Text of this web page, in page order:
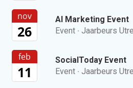
nov
26
AI Marketing Event
Event · Jaarbeurs
feb
11
SocialToday Event
Event · Jaarbeurs